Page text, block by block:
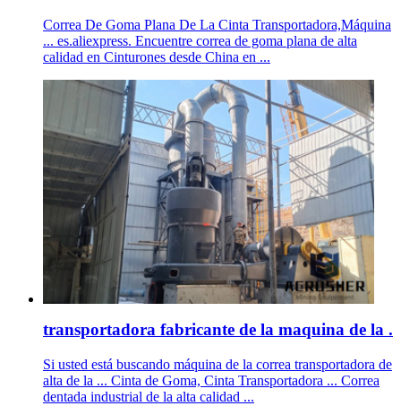
Correa De Goma Plana De La Cinta Transportadora,Máquina
... es.aliexpress. Encuentre correa de goma plana de alta
calidad en Cinturones desde China en ...
transportadora fabricante de la maquina de la .
Si usted está buscando máquina de la correa transportadora de
alta de la ... Cinta de Goma, Cinta Transportadora ... Correa
dentada industrial de la alta calidad ...